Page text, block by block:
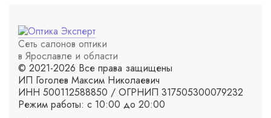
Сеть салонов оптики
в Ярославле и области
© 2021-2026 Все права защищены
ИП Гоголев Максим Николаевич
ИНН 500112588850 / ОГРНИП 317505300079232
Режим работы: с 10:00 до 20:00